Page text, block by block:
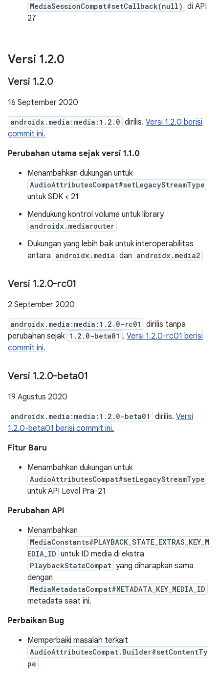
MediaSessionCompat#setCallback(null) di API
27
Versi 1.2.0
Versi 1.2.0
16 September 2020
androidx.media:media:1.2.0 dirilis. Versi 1.2.0 berisi
commit ini.
Perubahan utama sejak versi 1.1.0
Menambahkan dukungan untuk
AudioAttributesCompat#setLegacyStreamType
untuk SDK < 21
Mendukung kontrol volume untuk library
androidx.mediarouter
Dukungan yang lebih baik untuk interoperabilitas
antara androidx.media dan androidx.media2
Versi 1.2.0-rc01
2 September 2020
androidx.media:media:1.2.0-rc01
dirilis tanpa
perubahan sejak 1.2.0-beta01 . Versi 1.2.0-rc01 berisi
commit ini.
Versi 1.2.0-beta01
19 Agustus 2020
androidx.media:media:1.2.0-beta01 dirilis. Versi
1.2.0-beta01 berisi commit ini.
Fitur Baru
Menambahkan dukungan untuk
AudioAttributesCompat#setLegacyStreamType
untuk API Level Pra-21
Perubahan API
Menambahkan
MediaConstants#PLAYBACK_STATE_EXTRAS_KEY_M
EDIA_ID untuk ID media di ekstra
PlaybackStateCompat yang diharapkan sama
dengan
MediaMetadataCompat#METADATA_KEY_MEDIA_ID
metadata saat ini.
Perbaikan Bug
Memperbaiki masalah terkait
AudioAttributesCompat.Builder#setContentTy
pe